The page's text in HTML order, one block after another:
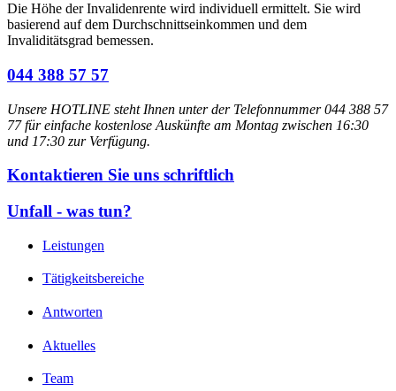
Die Höhe der Invalidenrente wird individuell ermittelt. Sie wird
basierend auf dem Durchschnittseinkommen und dem
Invaliditätsgrad bemessen.
044 388 57 57
Unsere HOTLINE steht Ihnen unter der Telefonnummer 044 388 57
77 für einfache kostenlose Auskünfte am Montag zwischen 16:30
und 17:30 zur Verfügung.
Kontaktieren Sie uns schriftlich
Unfall - was tun?
Leistungen
Tätigkeitsbereiche
Antworten
Aktuelles
Team